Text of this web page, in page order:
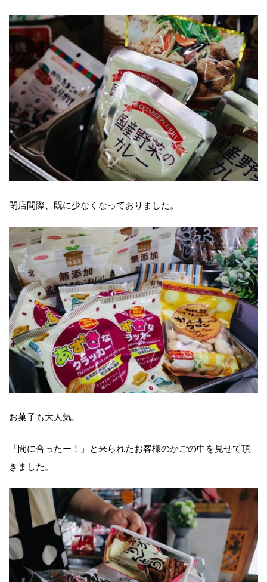
閉店間際、既に少なくなっておりました。
お菓子も大人気。
「間に合ったー！」と来られたお客様のかごの中を見せて頂
きました。